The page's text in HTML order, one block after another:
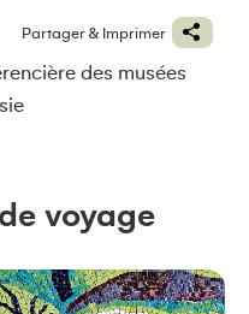
Partager & Imprimer
des musées
voyage